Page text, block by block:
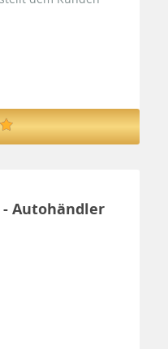
- Autohändler